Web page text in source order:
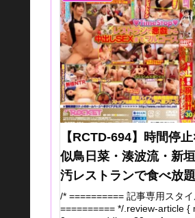
【RCTD-694】時間停
似鳥日菜・湊波流・新
汚レストランで食べ放
全レビュー
/* ========== 記事専用スタ
========== */.review-article